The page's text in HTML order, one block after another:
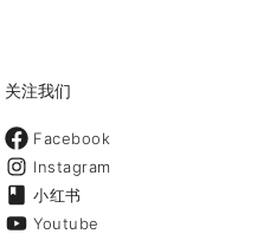
关注我们
Facebook
Instagram
小红书
Youtube